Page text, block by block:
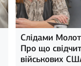
Слідами
Про що
військових